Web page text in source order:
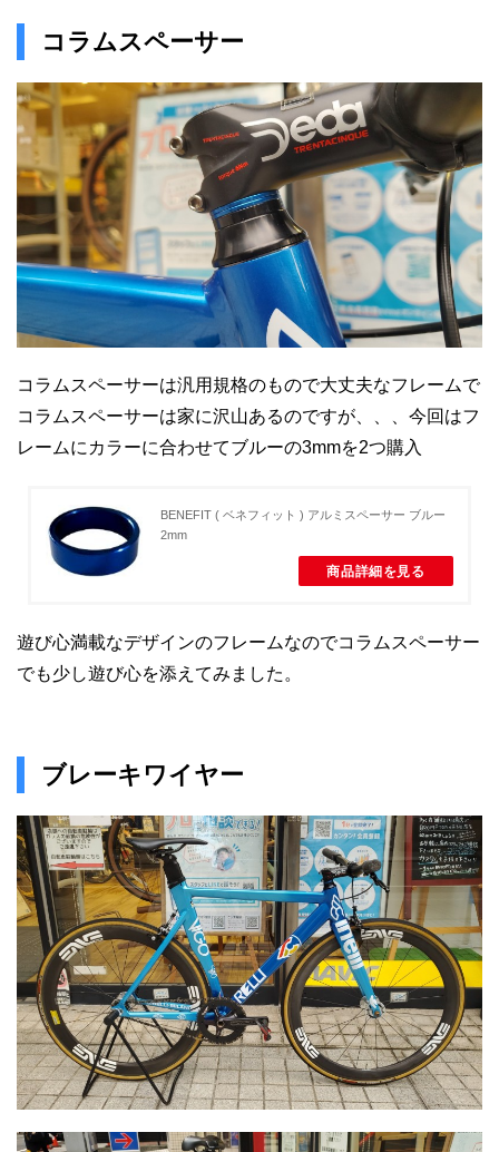
コラムスペーサー
コラムスペーサーは汎用規格のもので大丈夫なフレームで
コラムスペーサーは家に沢山あるのですが、、、今回はフ
レームにカラーに合わせてブルーの3mmを2つ購入
BENEFIT ( ベネフィット ) アルミスペーサー ブルー
2mm
商品詳細を見る
遊び心満載なデザインのフレームなのでコラムスペーサー
でも少し遊び心を添えてみました。
ブレーキワイヤー